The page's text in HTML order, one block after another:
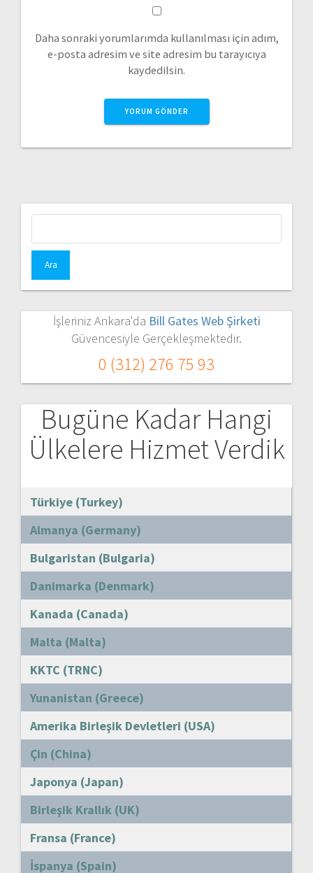
Daha sonraki yorumlarımda kullanılması için adım,
e-posta adresim ve site adresim bu tarayıcıya
kaydedilsin.
İşleriniz Ankara'da Bill Gates Web Şirketi
Güvencesiyle Gerçekleşmektedir.
0 (312) 276 75 93
Bugüne Kadar Hangi
Ülkelere Hizmet Verdik
Türkiye (Turkey)
Almanya (Germany)
Bulgaristan (Bulgaria)
Danimarka (Denmark)
Kanada (Canada)
Malta (Malta)
KKTC (TRNC)
Yunanistan (Greece)
Amerika Birleşik Devletleri (USA)
Çin (China)
Japonya (Japan)
Birleşik Krallık (UK)
Fransa (France)
İspanya (Spain)